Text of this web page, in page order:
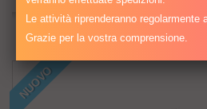
NUOVO
Le attività riprenderanno regolarmente
Grazie per la vostra comprensione.